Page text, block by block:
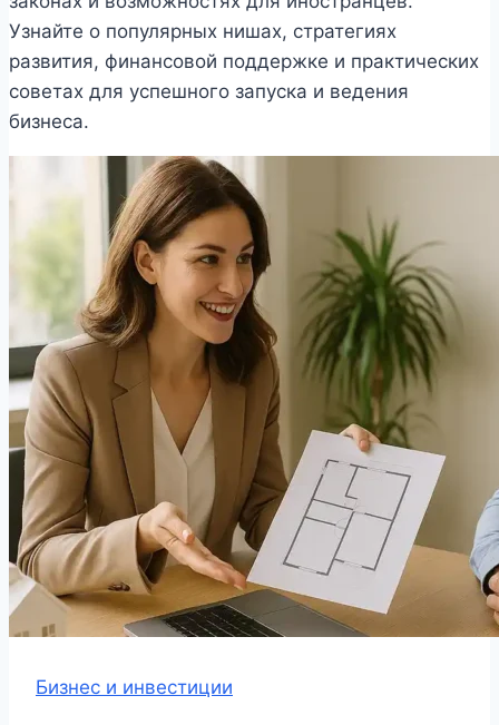
Узнайте о популярных нишах, стратегиях
развития, финансовой поддержке и практических
советах для успешного запуска и ведения
бизнеса.
Бизнес и инвестиции